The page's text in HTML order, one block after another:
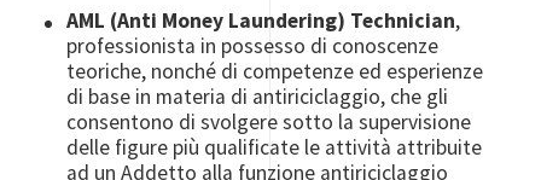
AML (Anti Money Laundering) Technician,
professionista in possesso di conoscenze
teoriche, nonché di competenze ed esperienze
di base in materia di antiriciclaggio, che gli
consentono di svolgere sotto la supervisione
delle figure più qualificate le attività attribuite
ad un Addetto alla funzione antiriciclaggio